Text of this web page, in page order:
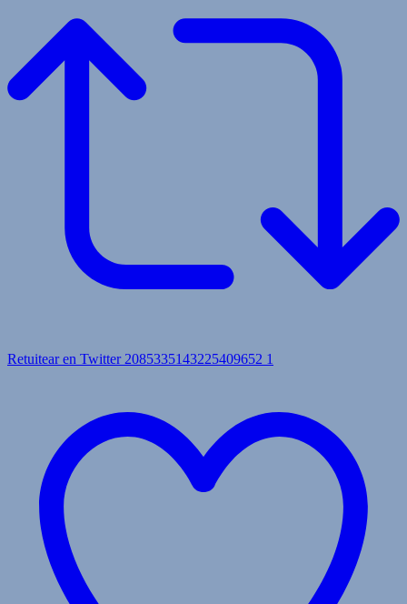
Retuitear en Twitter 2085335143225409652 1